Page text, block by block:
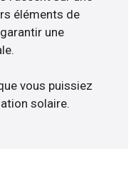
éléments de
une
vous puissiez
solaire.